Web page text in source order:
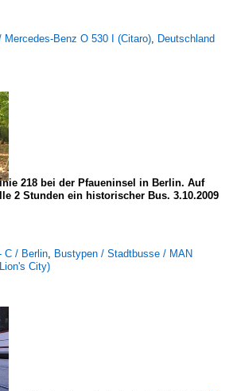
Benz O 530 I (Citaro), Deutschland
218 bei der Pfaueninsel in Berlin. Auf
2 Stunden ein historischer Bus. 3.10.2009
C / Berlin, Bustypen / Stadtbusse / MAN
City)